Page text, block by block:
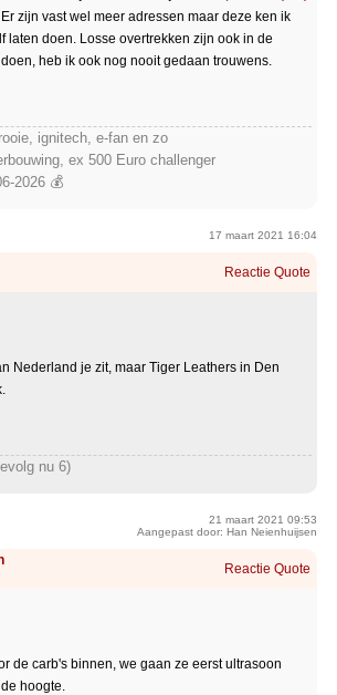
zijn vast wel meer adressen maar deze ken ik
laten doen. Losse overtrekken zijn ook in de
heb ik ook nog nooit gedaan trouwens.
ignitech, e-fan en zo
ex 500 Euro challenger
2026 💰
17 maart 2021 16:04
Reactie Quote
Nederland je zit, maar Tiger Leathers in Den
nu 6)
21 maart 2021 09:53
Aangepast door: Han Neienhuijsen
Reactie Quote
de carb's binnen, we gaan ze eerst ultrasoon
hoogte.